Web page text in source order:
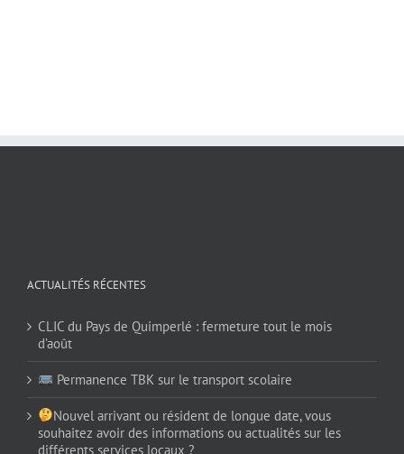
ACTUALITÉS RÉCENTES
CLIC du Pays de Quimperlé : fermeture tout le mois
d’août
Permanence TBK sur le transport scolaire
Nouvel arrivant ou résident de longue date, vous
souhaitez avoir des informations ou actualités sur les
différents services locaux ?